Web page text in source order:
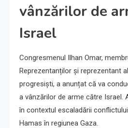
vânzărilor de
Israel
Congresmenul Ilhan Omar,
Reprezentanților și reprezentant
progresiști, a anunțat că va
a vânzărilor de arme către Israel.
în contextul escaladării
Hamas în regiunea Gaza.